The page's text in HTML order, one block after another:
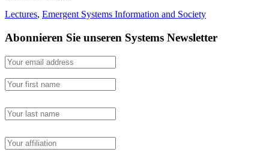
Lectures, Emergent Systems Information and Society
Abonnieren Sie unseren Systems Newsletter